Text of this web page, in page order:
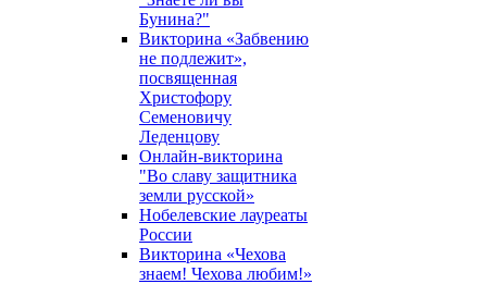
Бунина?"
Викторина «Забвению
не подлежит»,
посвященная
Христофору
Семеновичу
Леденцову
Онлайн-викторина
"Во славу защитника
земли русской»
Нобелевские лауреаты
России
Викторина «Чехова
знаем! Чехова любим!»